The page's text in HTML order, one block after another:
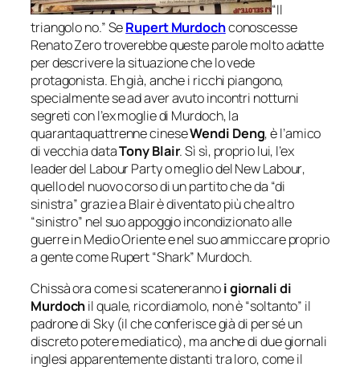
“Il
triangolo no.” SeRupert Murdochconoscesse
Renato Zero troverebbe queste parole molto adatte
per descrivere la situazione che lo vede
protagonista. Eh già, anche i ricchi piangono,
specialmente se ad aver avuto incontri notturni
segreti con l’ex moglie di Murdoch, la
quarantaquattrenne cineseWendi Deng, è l’amico
di vecchia dataTony Blair. Sì sì, proprio lui, l’ex
leader del Labour Partyo meglio delNew Labour,
quello del nuovo corso di un partito che da “di
sinistra” grazie a Blair è diventato più che altro
“sinistro” nel suo appoggio incondizionato alle
guerre in Medio Oriente e nel suo ammiccare proprio
a gente come Rupert“Shark” Murdoch.
Chissà ora come si scatenerannoi giornali di
Murdochil quale, ricordiamolo, non è “soltanto” il
padrone di Sky (il che conferisce già di per sé un
discreto potere mediatico), ma anche di due giornali
inglesi apparentemente distanti tra loro, come il